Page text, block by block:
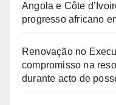
Angola e Côte
progresso africano
Renovação no
compromisso na
durante acto de